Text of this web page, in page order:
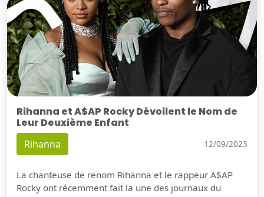
Rihanna et A$AP Rocky Dévoilent le Nom de
Leur Deuxième Enfant
Rihanna 12/09/2023
La chanteuse de renom Rihanna et le rappeur A$AP
Rocky ont récemment fait la une des journaux du